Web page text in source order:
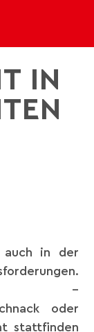
IN
auch in der
–
oder
stattfinden